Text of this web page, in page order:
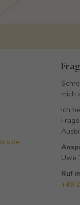
mich
Ich
Uwe
Ruf
+49